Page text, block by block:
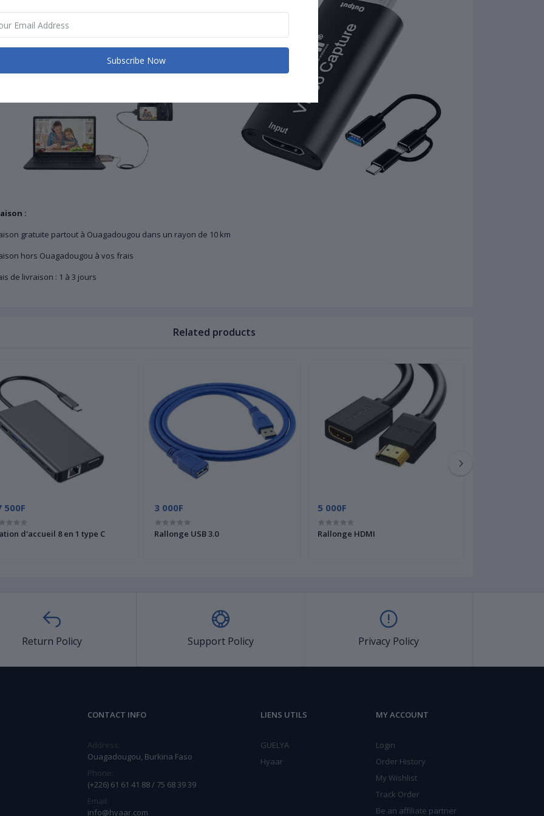
:
gratuite partout à Ouagadougou dans un rayon de 10 km
hors Ouagadougou à vos frais
de livraison : 1 à 3 jours
Related products
500F
d'accueil 8 en 1 type C
3 000F
Rallonge USB 3.0
5 000F
Rallonge HDMI
Return Policy Support Policy Privacy Policy
CONTACT INFO
Address:
Ouagadougou, Burkina Faso
Phone:
(+226) 61 61 41 88 / 75 68 39 39
Email:
info@hyaar.com
LIENS UTILS
GUELYA
Hyaar
MY ACCOUNT
Login
Order History
My Wishlist
Track Order
Be an affiliate partner
Subscribe Now